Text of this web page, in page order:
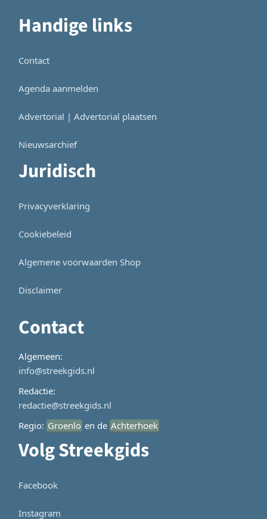
Handige links
Contact
Agenda aanmelden
Advertorial | Advertorial plaatsen
Nieuwsarchief
Juridisch
Privacyverklaring
Cookiebeleid
Algemene voorwaarden Shop
Disclaimer
Contact
Algemeen:
info@streekgids.nl
Redactie:
redactie@streekgids.nl
Regio: Groenlo en de Achterhoek
Volg Streekgids
Facebook
Instagram